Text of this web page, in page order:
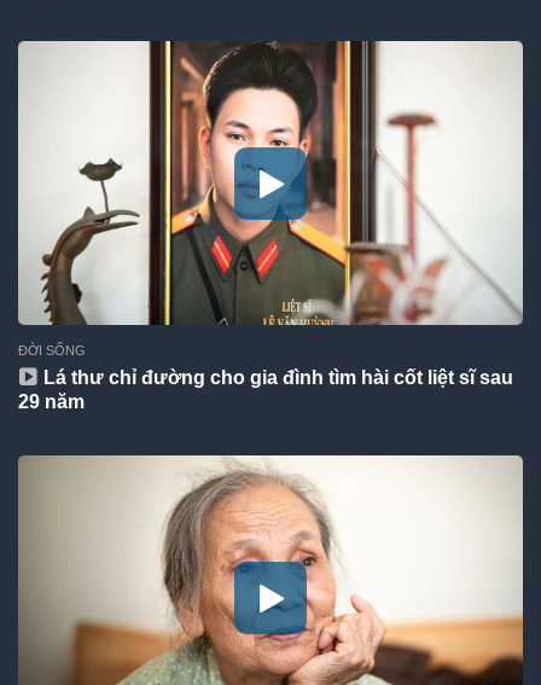
ĐỜI SỐNG
Lá thư chỉ đường cho gia đình tìm hài cốt liệt sĩ sau
29 năm